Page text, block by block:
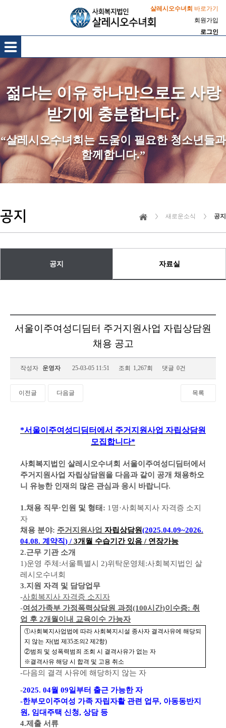
살레시오수녀회 바로가기
회원가입
로그인
젊다는 이유 하나만으로도 사랑
받기에 충분합니다.
“살레시오수녀회는 도움이 필요한 청소년들과
함께합니다.”
공지 새로운소식 공지
공지 자료실
서울이주여성디딤터 주거지원사업 자립상담원
채용 공고
작성자 운영자 25-03-05 11:51 조회 1,267회 댓글 0건
이전글 다음글 목록
*서울이주여성디딤터에서 주거지원사업 자립상담원
모집합니다*
사회복지법인 살레시오수녀회 서울이주여성디딤터에서
주거지원사업 자립상담원을 다음과 같이 공개 채용하오
니 유능한 인재의 많은 관심과 응시 바랍니다.
1.채용 직무·인원 및 형태 : 1 명·사회복지사 자격증 소지
자
채용 분야: 주거지원사업 자립상담원(2025.04.09~2026.
04.08. 계약직) /3개월 수습기간 있음 / 연장가능
2.근무 기관 소개
1)운영 주체 :서울특별시 2)위탁운영체 :사회복지법인 살
레시오수녀회
3.지원 자격 및 담당업무
-사회복지사 자격증 소지자
-여성가족부 가정폭력상담원 과정(100시간)이수증: 취
업 후 2개월이내 교육이수 가능자
①사회복지사업법에 따라 사회복지시설 종사자 결격사유에 해당되
지 않는 자(법 제35조의2 제2항)
②범죄 및 성폭력범죄 조회 시 결격사유가 없는 자
※결격사유 해당 시 합격 및 고용 취소
-다음의 결격 사유에 해당하지 않는 자
-2025. 04월 09일부터 출근 가능한 자
-한부모이주여성 가족 자립자활 관련 업무, 아동동반지
원, 임대주택 신청, 상담 등
4.제출 서류